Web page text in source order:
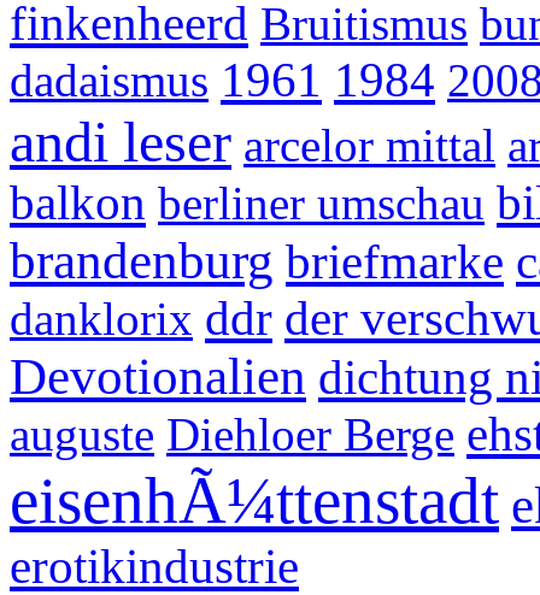
finkenheerd Bruitismus
dadaismus 1961 1984
andi leser arcelor mittal
balkon berliner umschau
brandenburg briefmarke
danklorix ddr der
Devotionalien dichtung
auguste Diehloer Berge
eisenhÃ¼ttenstadt
erotikindustrie